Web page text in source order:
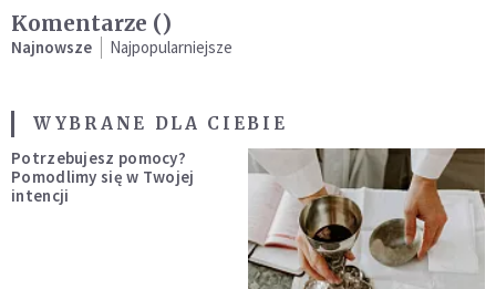
Komentarze ()
Najnowsze Najpopularniejsze
WYBRANE DLA CIEBIE
Potrzebujesz pomocy?
Pomodlimy się w Twojej
intencji